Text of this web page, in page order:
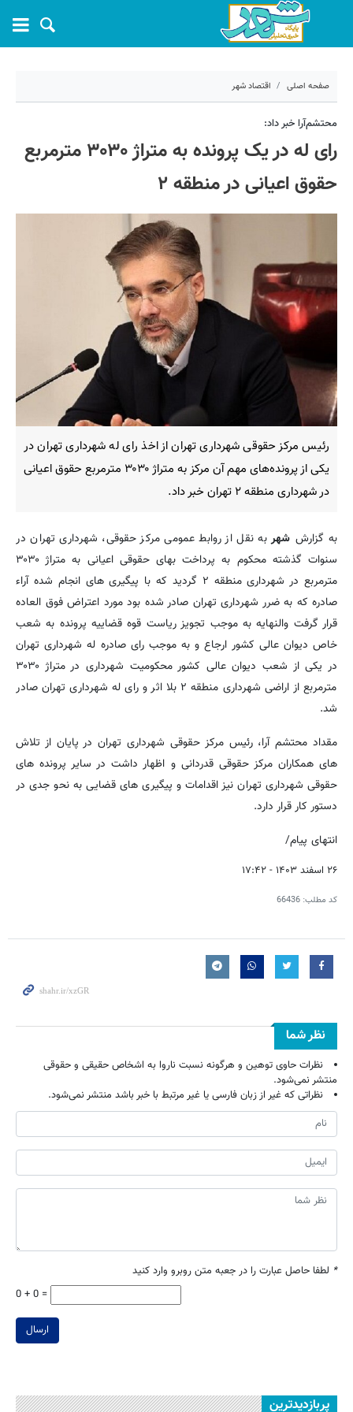
صفحه اصلی اقتصاد شهر
۲۶ اسفند ۱۴۰۳ - ۱۷:۴۲
کد مطلب: 66436
محتشم‌آرا خبر داد:
رای له در یک پرونده‌ به متراژ ۳۰۳۰ مترمربع
حقوق اعیانی در منطقه ۲
رئیس مرکز حقوقی شهرداری تهران از اخذ رای له شهرداری تهران در
یکی از پرونده‌های مهم آن مرکز به متراژ ۳۰۳۰ مترمربع حقوق اعیانی
در شهرداری منطقه ۲ تهران خبر داد.
به گزارش شهربه نقل از روابط عمومی مرکز حقوقی، شهرداری تهران در
سنوات گذشته محکوم به پرداخت بهای حقوقی اعیانی به متراژ ۳۰۳۰
مترمربع در شهرداری منطقه ۲ گردید که با پیگیری های انجام شده آراء
صادره که به ضرر شهرداری تهران صادر شده بود مورد اعتراض فوق العاده
قرار گرفت والنهایه به موجب تجویز ریاست قوه قضاییه پرونده به شعب
خاص دیوان عالی کشور ارجاع و به موجب رای صادره له شهرداری تهران
در یکی از شعب دیوان عالی کشور محکومیت شهرداری در متراژ ۳۰۳۰
مترمربع از اراضی شهرداری منطقه ۲ بلا اثر و رای له شهرداری تهران صادر
شد.
مقداد محتشم آرا، رئیس مرکز حقوقی شهرداری تهران در پایان از تلاش
های همکاران مرکز حقوقی قدردانی و اظهار داشت در سایر پرونده های
حقوقی شهرداری تهران نیز اقدامات و پیگیری های قضایی به نحو جدی در
دستور کار قرار دارد.
انتهای پیام/
۲۶ اسفند ۱۴۰۳ - ۱۷:۴۲
کد مطلب: 66436
نظر شما
نظرات حاوی توهین و هرگونه نسبت ناروا به اشخاص حقیقی و حقوقی
منتشر نمی‌شود.
نظراتی که غیر از زبان فارسی یا غیر مرتبط با خبر باشد منتشر نمی‌شود.
* لطفا حاصل عبارت را در جعبه متن روبرو وارد کنید
0 + 0 =
ارسال
پربازدیدترین